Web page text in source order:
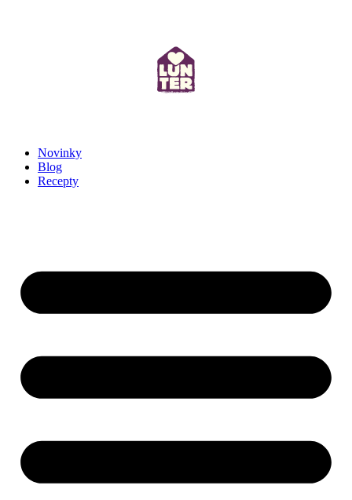
Novinky
Blog
Recepty